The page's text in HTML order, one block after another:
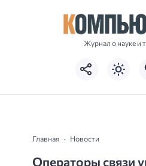
Журнал о науке и
Главная Новости
Операторы связи